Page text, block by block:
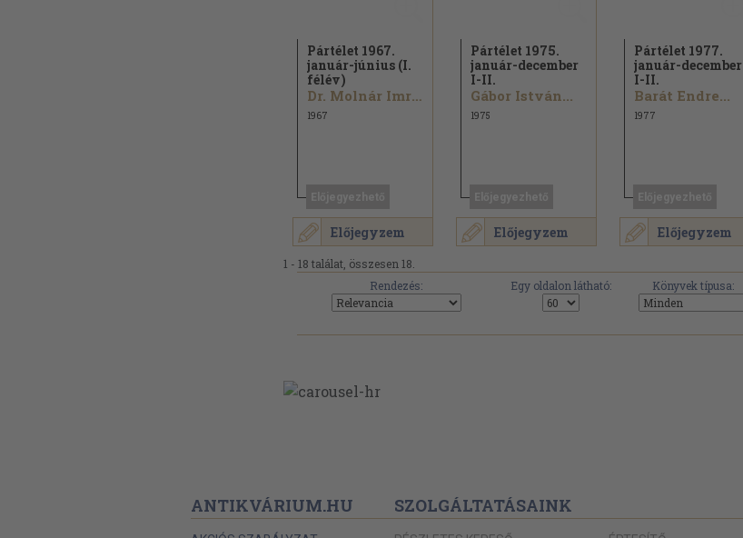
Előjegyzem
Pártélet 1967.
január-június (I.
félév)
Dr. Molnár Imre...
1967
Előjegyzem
Pártélet 1975.
január-december
I-II.
Gábor István...
1975
Előjegyzem
Pártélet 1977.
január-december
I-II.
Barát Endre...
1977
1 - 18 találat, összesen 18.
Rendezés:
Egy oldalon látható: Könyvek típusa:
ANTIKVÁRIUM.HU SZOLGÁLTATÁSAINK